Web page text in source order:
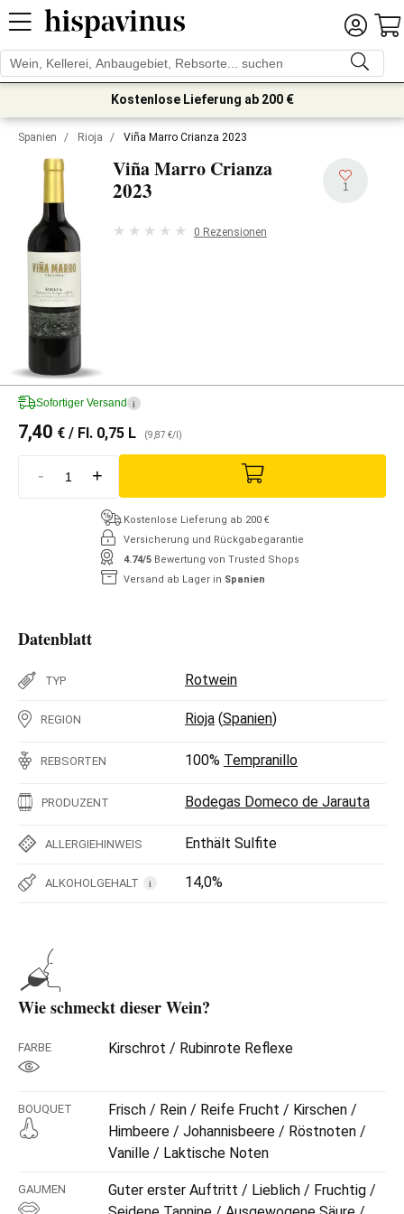
Kostenlose Lieferung ab 200 €
Spanien / Rioja / Viña Marro Crianza 2023
Viña Marro Crianza
2023 1
0 Rezensionen
Sofortiger Versand i
7,40 € / Fl. 0,75 L (9,87 €/l)
- +
Kostenlose Lieferung ab 200 €
Versicherung und Rückgabegarantie
4.74/5 Bewertung von Trusted Shops
Versand ab Lager in Spanien
Datenblatt
TYP Rotwein
REGION Rioja (Spanien)
REBSORTEN 100% Tempranillo
PRODUZENT Bodegas Domeco de Jarauta
ALLERGIEHINWEIS Enthält Sulfite
ALKOHOLGEHALT i 14,0%
Wie schmeckt dieser Wein?
FARBE Kirschrot / Rubinrote Reflexe
BOUQUET
Frisch / Rein / Reife Frucht / Kirschen /
Himbeere / Johannisbeere / Röstnoten /
Vanille / Laktische Noten
GAUMEN
Guter erster Auftritt / Lieblich / Fruchtig /